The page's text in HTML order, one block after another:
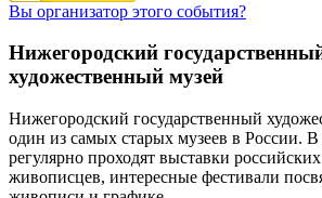
Вы организатор этого события?
Нижегородский
художественный музей
Нижегородский государственный
один из самых старых музеев в России. В
регулярно проходят выставки
живописцев, интересные фестивали